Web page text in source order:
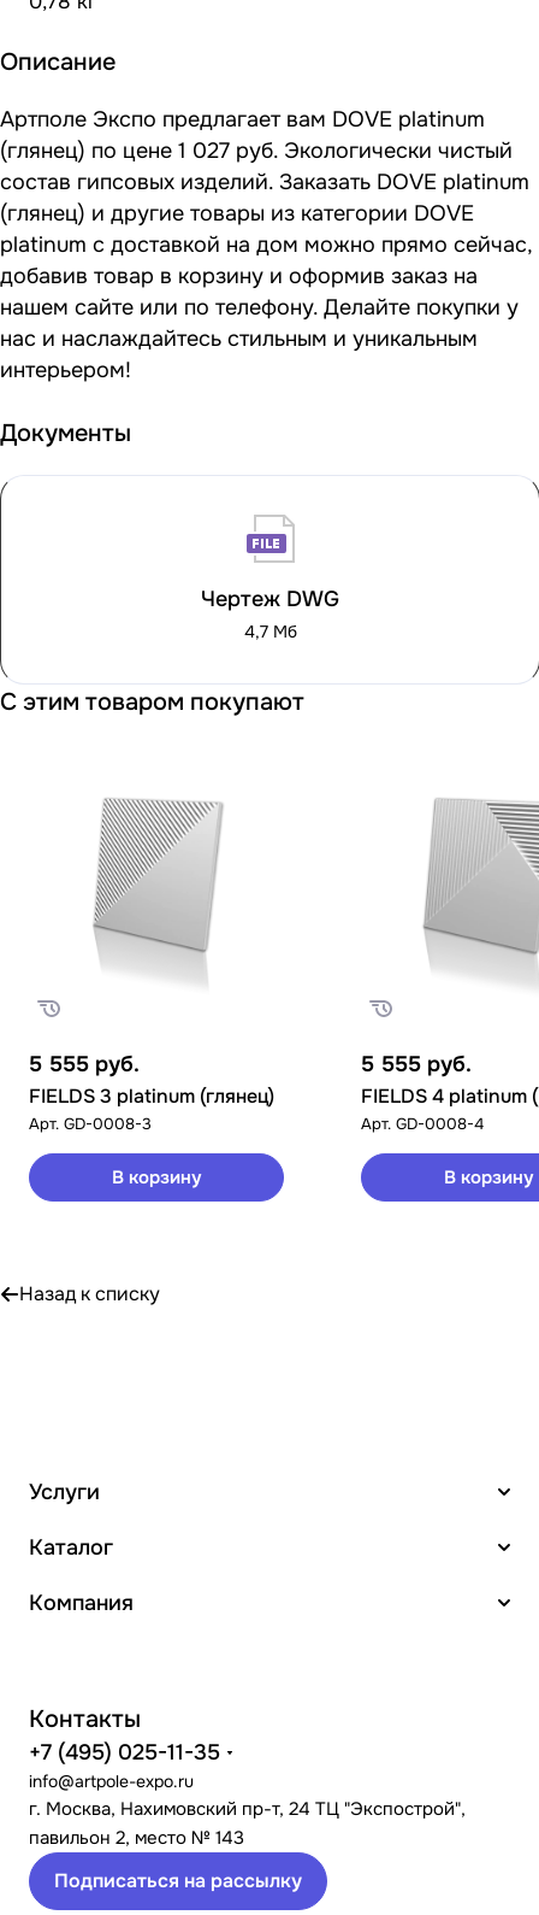
Описание
Артполе Экспо предлагает вам DOVE platinum
(глянец) по цене 1 027 руб. Экологически чистый
состав гипсовых изделий. Заказать DOVE platinum
(глянец) и другие товары из категории DOVE
platinum с доставкой на дом можно прямо сейчас,
добавив товар в корзину и оформив заказ на
нашем сайте или по телефону. Делайте покупки у
нас и наслаждайтесь стильным и уникальным
интерьером!
Документы
Чертеж DWG
4,7 Мб
С этим товаром покупают
5 555 руб.
FIELDS 3 platinum (глянец)
Арт. GD-0008-3
В корзину
5 555 руб.
FIELDS 4 platinum
Арт. GD-0008-4
В корзину
Назад к списку
Услуги
Каталог
Компания
Контакты
+7 (495) 025-11-35
info@artpole-expo.ru
г. Москва, Нахимовский пр-т, 24 ТЦ "Экспострой",
павильон 2, место № 143
Подписаться на рассылку